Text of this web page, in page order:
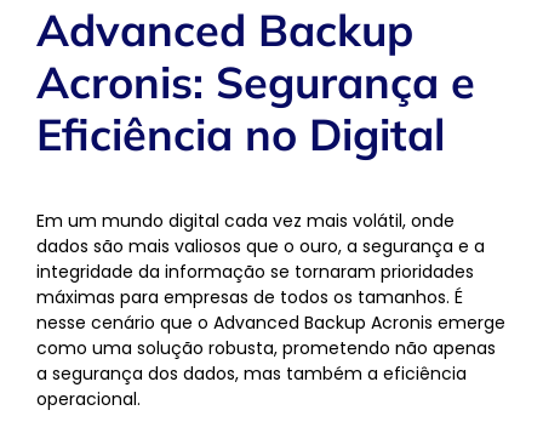
Advanced Backup
Acronis: Segurança e
Eficiência no Digital
Em um mundo digital cada vez mais volátil, onde
dados são mais valiosos que o ouro, a segurança e a
integridade da informação se tornaram prioridades
máximas para empresas de todos os tamanhos. É
nesse cenário que o Advanced Backup Acronis emerge
como uma solução robusta, prometendo não apenas
a segurança dos dados, mas também a eficiência
operacional.